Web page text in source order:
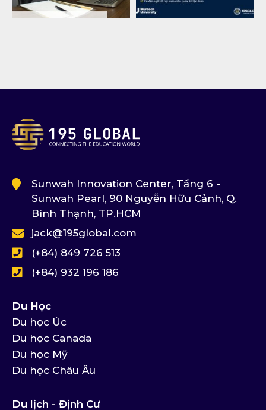
Sunwah Innovation Center, Tầng 6 -
Sunwah Pearl, 90 Nguyễn Hữu Cảnh, Q.
Bình Thạnh, TP.HCM
jack@195global.com
(+84) 849 726 513
(+84) 932 196 186
Du Học
Du học Úc
Du học Canada
Du học Mỹ
Du học Châu Âu
Du lịch - Định Cư